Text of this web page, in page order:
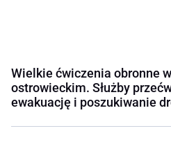
Wielkie ćwiczenia obronne
ostrowieckim. Służby
ewakuację i poszukiwanie